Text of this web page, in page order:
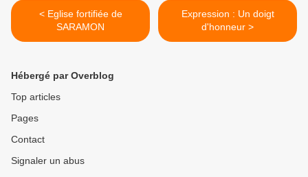
< Eglise fortifiée de
SARAMON
Expression : Un doigt
d'honneur >
Hébergé par Overblog
Top articles
Pages
Contact
Signaler un abus